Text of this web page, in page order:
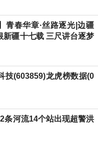
青春华章·丝路逐光|边疆
新疆十七载 三尺讲台逐梦
技(603859)龙虎榜数据(0
条河流14个站出现超警洪